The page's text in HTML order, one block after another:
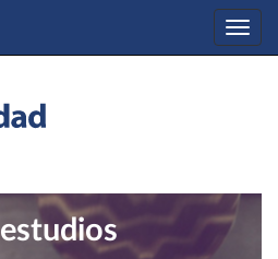
estudios